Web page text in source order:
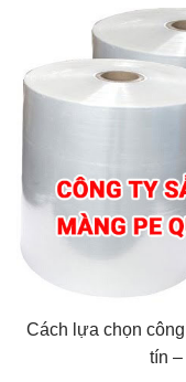
Cách lựa chọn
tín